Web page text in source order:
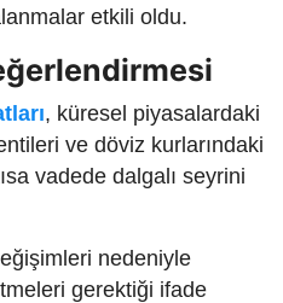
etkili oldu.
, küresel piyasalardaki
ve döviz kurlarındaki
vadede dalgalı seyrini
nedeniyle
gerektiği ifade